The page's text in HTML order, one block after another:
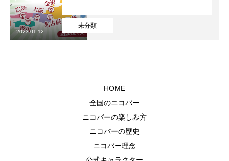
店舗twitter
ニコバーの理念
未分類
2023.01.12
HOME
全国のニコバー
ニコバーの楽しみ方
ニコバーの歴史
ニコバー理念